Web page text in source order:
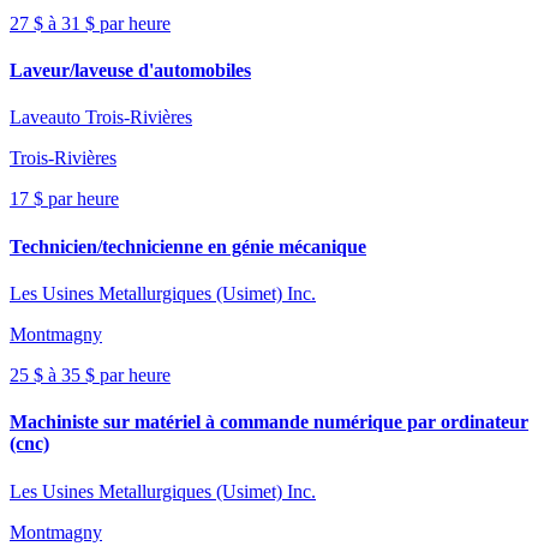
27 $ à 31 $ par heure
Laveur/laveuse d'automobiles
Laveauto Trois-Rivières
Trois-Rivières
17 $ par heure
Technicien/technicienne en génie mécanique
Les Usines Metallurgiques (Usimet) Inc.
Montmagny
25 $ à 35 $ par heure
Machiniste sur matériel à commande numérique par ordinateur
(cnc)
Les Usines Metallurgiques (Usimet) Inc.
Montmagny